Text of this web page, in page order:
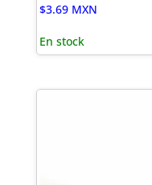
$3.69 MXN
En stock